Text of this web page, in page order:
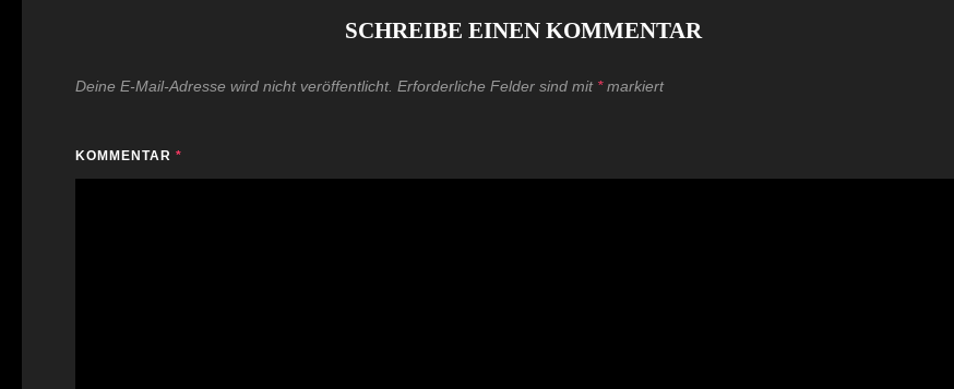
SCHREIBE EINEN KOMMENTAR
Deine E-Mail-Adresse wird nicht veröffentlicht. Erforderliche Felder sind mit *markiert
KOMMENTAR *